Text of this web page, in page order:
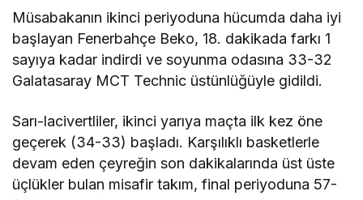
Müsabakanın ikinci periyoduna hücumda daha iyi
başlayan Fenerbahçe Beko, 18. dakikada farkı 1
sayıya kadar indirdi ve soyunma odasına 33-32
Galatasaray MCT Technic üstünlüğüyle gidildi.
Sarı-lacivertliler, ikinci yarıya maçta ilk kez öne
geçerek (34-33) başladı. Karşılıklı basketlerle
devam eden çeyreğin son dakikalarında üst üste
üçlükler bulan misafir takım, final periyoduna 57-